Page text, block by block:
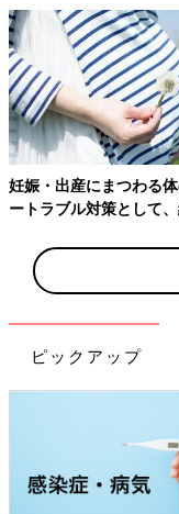
「アパートです。子
どの子どもの収納ス
です」（厚焼き玉子）
おむつやミルク、そ
用品。さらに子ども
を吉川永里子先生に
と、吉川先生
おむつやおしり拭き
ように、引き出しや
反対にストックはよ
の下やクローゼ
妊娠・出産にまつわる
ートラブル対策として
ピックアップ